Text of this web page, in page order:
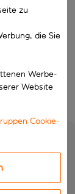
zu
die Sie
Werbe-
Website
Cookie-